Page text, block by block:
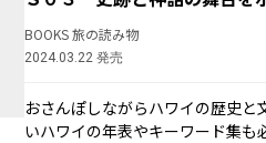
BOOKS 旅の読み物
2024.03.22 発売
おさんぽしながらハワイの歴史
いハワイの年表やキーワード集も